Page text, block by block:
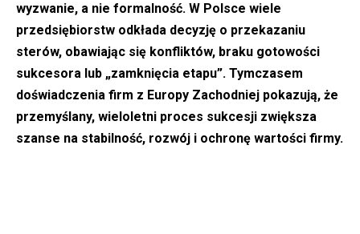
wyzwanie, a nie formalność. W Polsce wiele
przedsiębiorstw odkłada decyzję o przekazaniu
sterów, obawiając się konfliktów, braku gotowości
sukcesora lub „zamknięcia etapu”. Tymczasem
doświadczenia firm z Europy Zachodniej pokazują, że
przemyślany, wieloletni proces sukcesji zwiększa
szanse na stabilność, rozwój i ochronę wartości firmy.